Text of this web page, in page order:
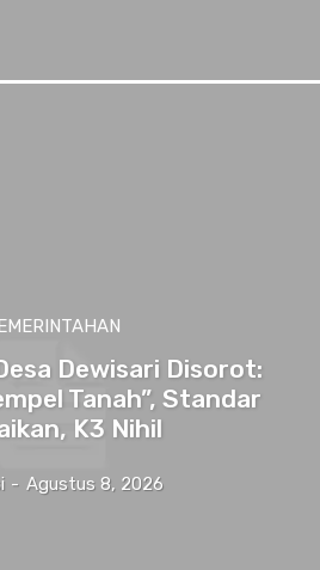
Dewisari Disorot:
Tanah”, Standar
K3 Nihil
- Agustus 8, 2026